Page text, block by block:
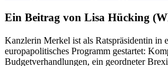
Ein Beitrag von Lisa Hücking
Kanzlerin Merkel ist als Ratspräsidentin in
europapolitisches Programm gestartet:
Budgetverhandlungen, ein geordneter